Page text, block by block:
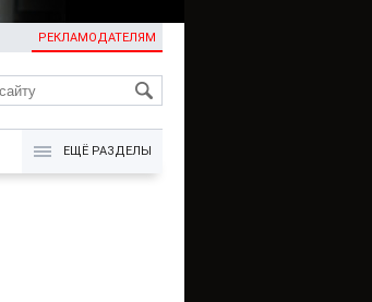
РЕКЛАМОДАТЕЛЯМ
KG
ЕЩЁ РАЗДЕЛЫ